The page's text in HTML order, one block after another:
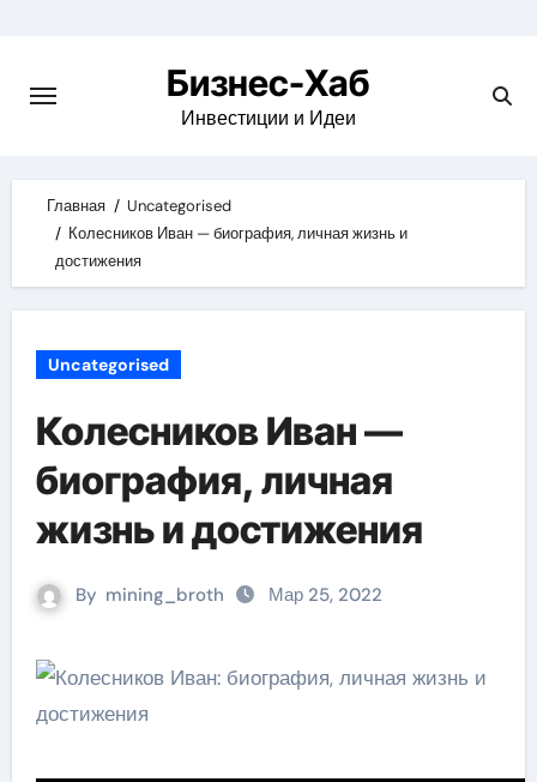
content
Бизнес-Хаб
Инвестиции и Идеи
Главная
Uncategorised
Колесников Иван — биография, личная жизнь и
достижения
Uncategorised
Колесников Иван —
биография, личная
жизнь и достижения
By mining_broth Мар 25, 2022